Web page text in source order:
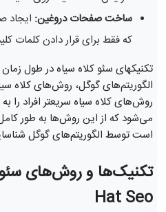
ساخت صفحات دروغین: ایجاد
که فقط برای قرار دادن کلمات
تکنیکهای سئو کلاه سیاه در طول
الگوریتم‌های گوگل، روش‌های کلاه
روش‌های کلاه سیاه سریعتر افراد را
می‌شود که از این روش‌ها به طور
است توسط الگوریتم‌های گوگل
Hat Seo